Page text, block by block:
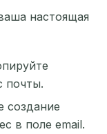
настоящая
почты.
создание
в поле email.